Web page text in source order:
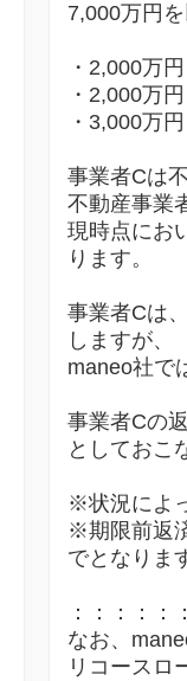
7,000万円
・2,000万
・2,000万
・3,000万
事業者Cは
不動産事業
現時点にお
ります。
事業者Cは
しますが、
maneo社で
事業者Cの
としておこ
※状況によ
※期限前返
でとなりま
：：：：：
なお、
リコースロ